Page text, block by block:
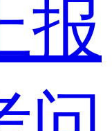
报